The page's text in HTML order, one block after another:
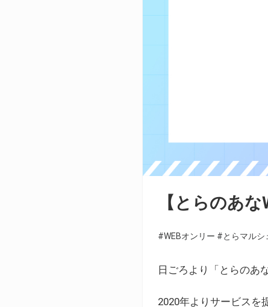
【とらのあ
#WEBオンリー #とらマルシ
日ごろより「とらのあ
2020年よりサービスを